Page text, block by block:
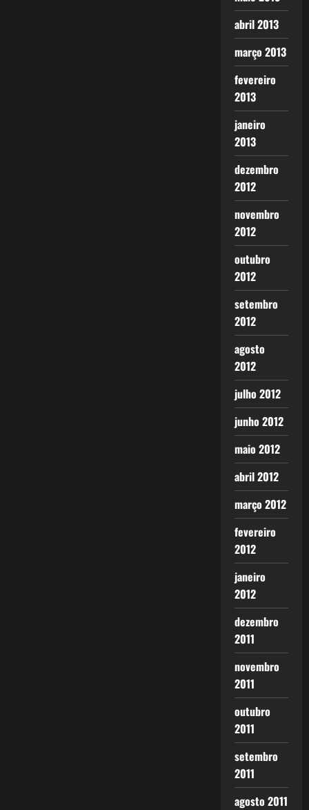
abril 2013
março 2013
fevereiro
2013
janeiro
2013
dezembro
2012
novembro
2012
outubro
2012
setembro
2012
agosto
2012
julho 2012
junho 2012
maio 2012
abril 2012
março 2012
fevereiro
2012
janeiro
2012
dezembro
2011
novembro
2011
outubro
2011
setembro
2011
agosto 2011